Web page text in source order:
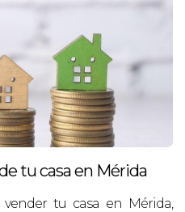
tu casa en Mérida
tu casa en Mérida,